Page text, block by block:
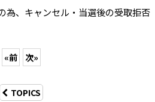
為、キャンセル・当選後の受取拒否
«前 次»
TOPICS